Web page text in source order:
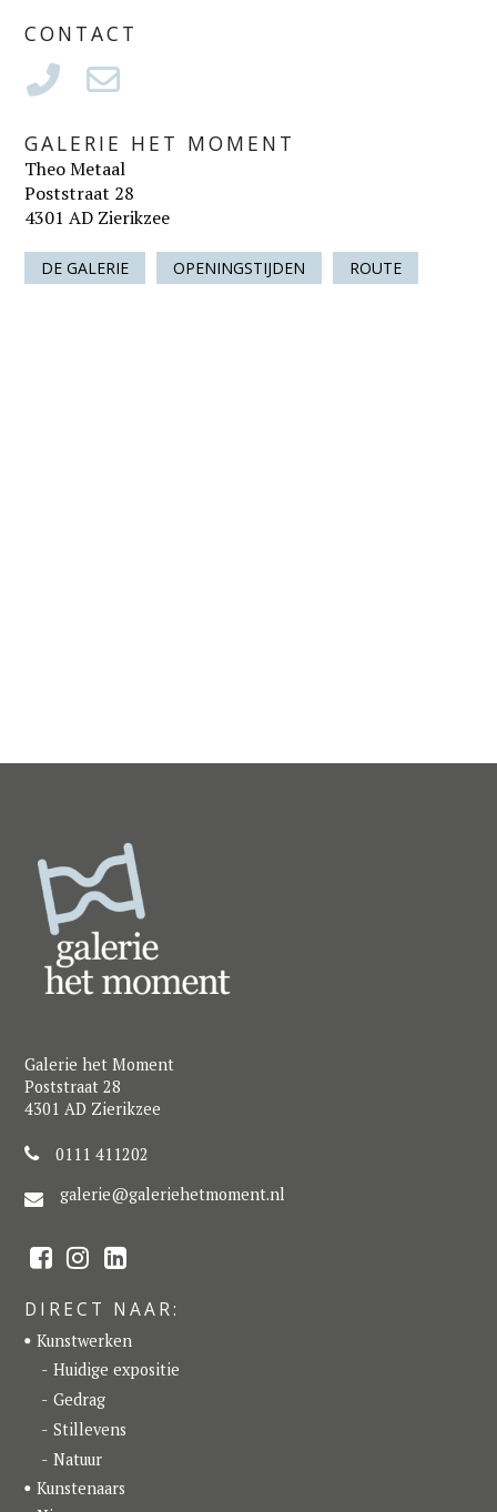
CONTACT
GALERIE HET MOMENT
Theo Metaal
Poststraat 28
4301 AD Zierikzee
DE GALERIE OPENINGSTIJDEN ROUTE
Galerie het Moment
Poststraat 28
4301 AD Zierikzee
0111 411202
galerie@galeriehetmoment.nl
F
a
e
b
o
o
k
t
a
g
r
a
m
L
i
k
e
d
I
n
DIRECT NAAR:
Kunstwerken
Huidige expositie
Gedrag
Stillevens
Natuur
Kunstenaars